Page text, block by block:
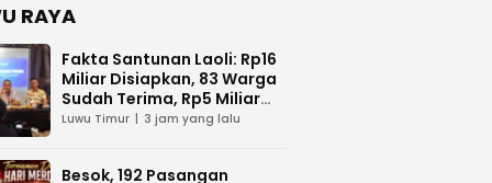
RAYA
Fakta Santunan Laoli: Rp16
Miliar Disiapkan, 83 Warga
Sudah Terima, Rp5 Miliar
Masih Menunggu di
Luwu Timur 3 jam yang lalu
Besok, 192 Pasangan